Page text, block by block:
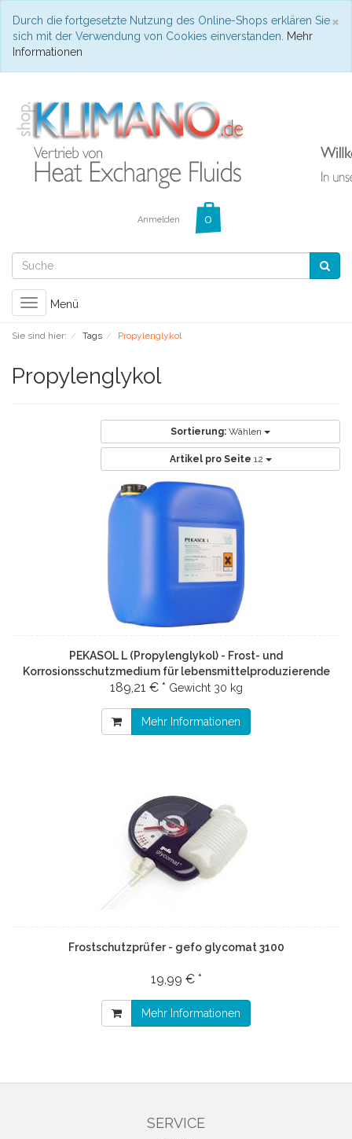
×
Durch die fortgesetzte Nutzung des Online-Shops erklären Sie
sich mit der Verwendung von Cookies einverstanden.
Mehr
Informationen
Anmelden
Toggle
navigation
Menü
Sie sind hier: Tags Propylenglykol
Propylenglykol
Sortierung: Wählen
Artikel pro Seite 12
PEKASOL L (Propylenglykol) - Frost- und
Korrosionsschutzmedium für lebensmittelproduzierende
und technische Bereiche (Konzentrat)
189,21 € * Gewicht 30 kg
Mehr Informationen
Frostschutzprüfer - gefo glycomat 3100
19,99 € *
Mehr Informationen
SERVICE